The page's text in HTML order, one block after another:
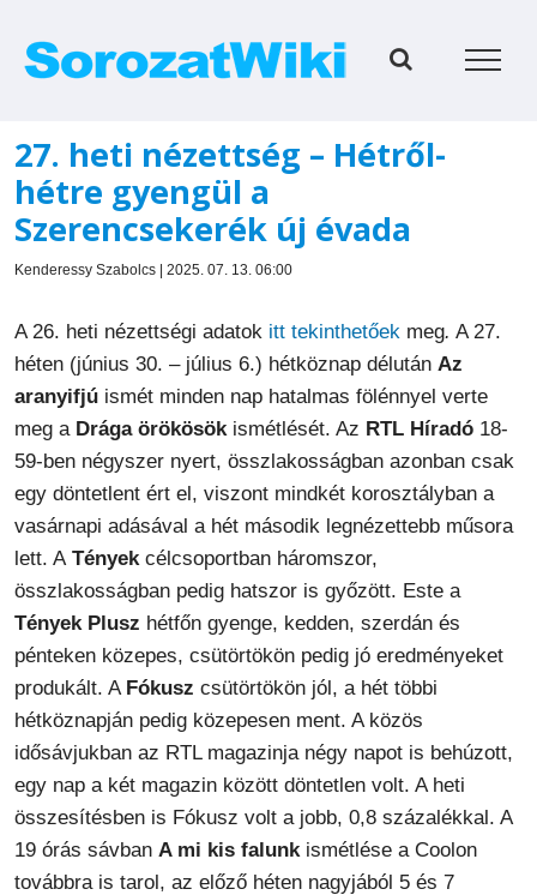
27. heti nézettség – Hétről-
hétre gyengül a
Szerencsekerék új évada
Kenderessy Szabolcs | 2025. 07. 13. 06:00
A 26. heti nézettségi adatok itt tekinthetőek meg. A 27.
héten (június 30. – július 6.) hétköznap délután Az
aranyifjú ismét minden nap hatalmas fölénnyel verte
meg a Drága örökösökismétlését. Az RTL Híradó 18-
59-ben négyszer nyert, összlakosságban azonban csak
egy döntetlent ért el, viszont mindkét korosztályban a
vasárnapi adásával a hét második legnézettebb műsora
lett. ATényekcélcsoportban háromszor,
összlakosságban pedig hatszor is győzött. Este a
Tények Plusz hétfőn gyenge, kedden, szerdán és
pénteken közepes, csütörtökön pedig jó eredményeket
produkált. A Fókusz csütörtökön jól, a hét többi
hétköznapján pedig közepesen ment. A közös
idősávjukban az RTL magazinja négy napot is behúzott,
egy nap a két magazin között döntetlen volt. A heti
összesítésben is Fókusz volt a jobb, 0,8 százalékkal. A
19 órás sávban A mi kis falunkismétlése a Coolon
továbbra is tarol, az előző héten nagyjából 5 és 7